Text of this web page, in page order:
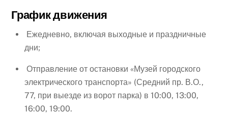
График движения
Ежедневно, включая выходные и праздничные
дни;
Отправление от остановки «Музей городского
электрического транспорта» (Средний пр. В.О.,
77, при выезде из ворот парка) в 10:00, 13:00,
16:00, 19:00.